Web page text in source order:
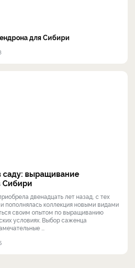
для Сибири
саду: выращивание
Сибири
двенадцать лет назад, с тех
пополнялась коллекция новыми видами
своим опытом по выращиванию
условиях. Выбор саженца
...